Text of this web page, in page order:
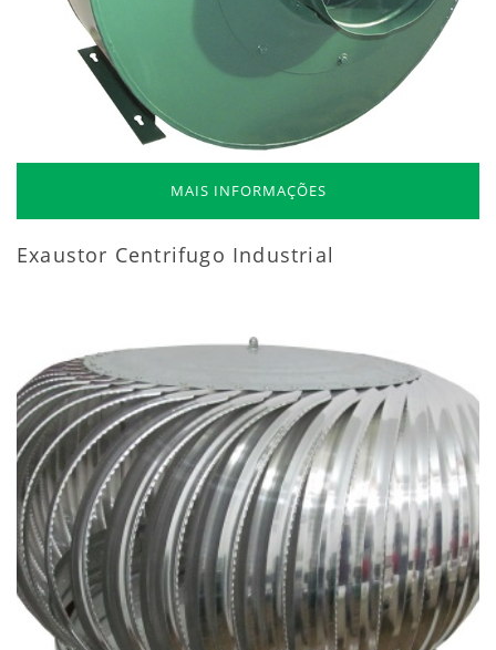
MAIS INFORMAÇÕES
Exaustor Centrifugo Industrial